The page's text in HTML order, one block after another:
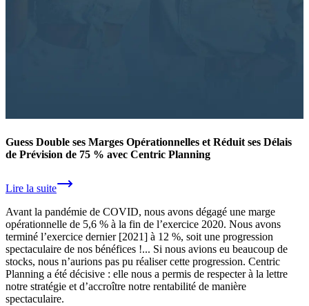
Guess Double ses Marges Opérationnelles et Réduit ses Délais
de Prévision de 75 % avec Centric Planning
Lire la suite
Avant la pandémie de COVID, nous avons dégagé une marge
opérationnelle de 5,6 % à la fin de l’exercice 2020. Nous avons
terminé l’exercice dernier [2021] à 12 %, soit une progression
spectaculaire de nos bénéfices !... Si nous avions eu beaucoup de
stocks, nous n’aurions pas pu réaliser cette progression. Centric
Planning a été décisive : elle nous a permis de respecter à la lettre
notre stratégie et d’accroître notre rentabilité de manière
spectaculaire.